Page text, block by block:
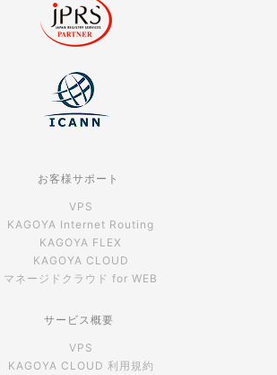
お客様サポート
VPS
KAGOYA Internet Routing
KAGOYA FLEX
KAGOYA CLOUD
マネージドクラウド for WEB
サービス概要
VPS
KAGOYA CLOUD 利用規約